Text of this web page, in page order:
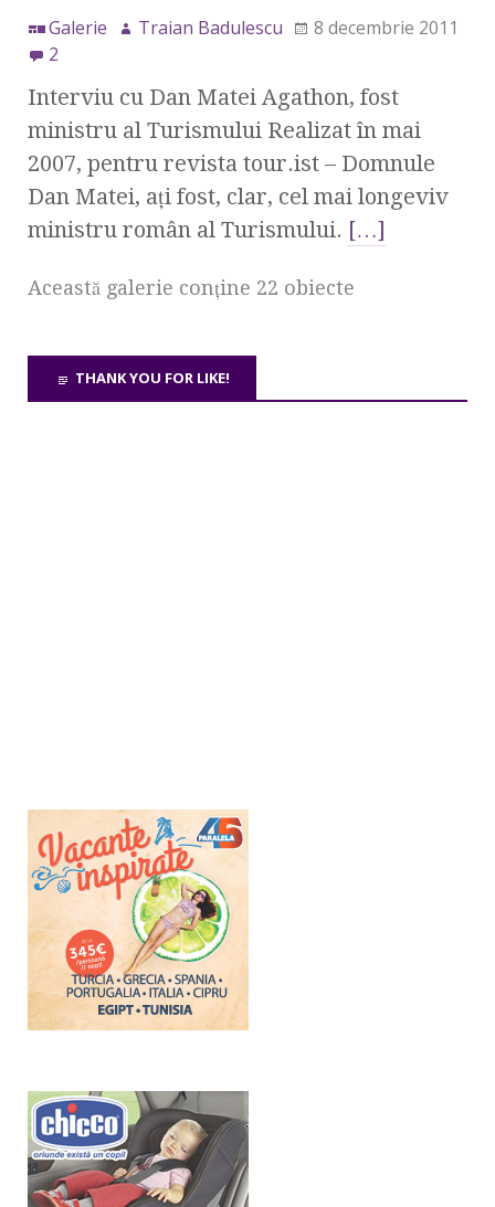
Galerie Traian Badulescu
8 decembrie 2011
2
Interviu cu Dan Matei Agathon, fost
ministru al Turismului Realizat în mai
2007, pentru revista tour.ist – Domnule
Dan Matei, aţi fost, clar, cel mai longeviv
ministru român al Turismului. […]
Această galerie conţine 22 obiecte
THANK YOU FOR LIKE!